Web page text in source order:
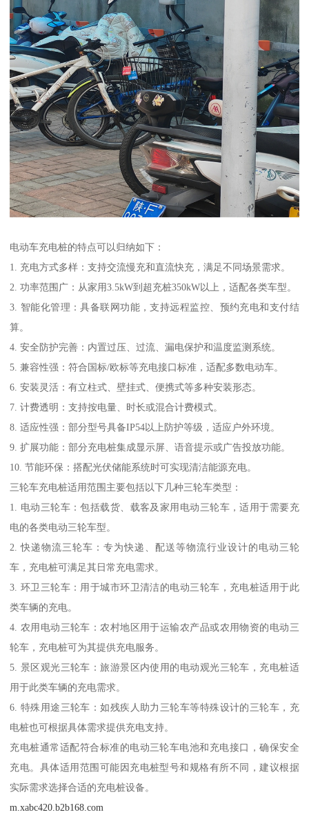
电动车充电桩的特点可以归纳如下：
1. 充电方式多样：支持交流慢充和直流快充，满足不同场景需求。
2. 功率范围广：从家用3.5kW到超充桩350kW以上，适配各类车型。
3. 智能化管理：具备联网功能，支持远程监控、预约充电和支付结
算。
4. 安全防护完善：内置过压、过流、漏电保护和温度监测系统。
5. 兼容性强：符合国标/欧标等充电接口标准，适配多数电动车。
6. 安装灵活：有立柱式、壁挂式、便携式等多种安装形态。
7. 计费透明：支持按电量、时长或混合计费模式。
8. 适应性强：部分型号具备IP54以上防护等级，适应户外环境。
9. 扩展功能：部分充电桩集成显示屏、语音提示或广告投放功能。
10. 节能环保：搭配光伏储能系统时可实现清洁能源充电。
三轮车充电桩适用范围主要包括以下几种三轮车类型：
1. 电动三轮车：包括载货、载客及家用电动三轮车，适用于需要充
电的各类电动三轮车型。
2. 快递物流三轮车：专为快递、配送等物流行业设计的电动三轮
车，充电桩可满足其日常充电需求。
3. 环卫三轮车：用于城市环卫清洁的电动三轮车，充电桩适用于此
类车辆的充电。
4. 农用电动三轮车：农村地区用于运输农产品或农用物资的电动三
轮车，充电桩可为其提供充电服务。
5. 景区观光三轮车：旅游景区内使用的电动观光三轮车，充电桩适
用于此类车辆的充电需求。
6. 特殊用途三轮车：如残疾人助力三轮车等特殊设计的三轮车，充
电桩也可根据具体需求提供充电支持。
充电桩通常适配符合标准的电动三轮车电池和充电接口，确保安全
充电。具体适用范围可能因充电桩型号和规格有所不同，建议根据
实际需求选择合适的充电桩设备。
m.xabc420.b2b168.com